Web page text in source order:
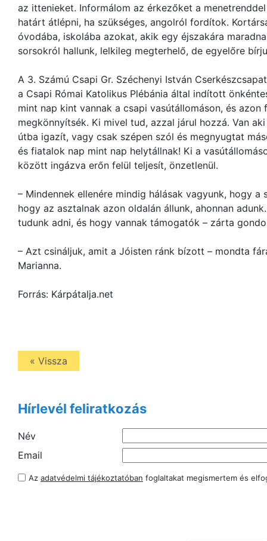
az ittenieket. Informálom az érkezőket a
határt átlépni, ha szükséges, angolról fordítok.
óvodába, iskolába azokat, akik egy éjszakára
sorsokról hallunk, lelkileg megterhelő, de egyelőre
A 3. Számú Csapi Gr. Széchenyi István
a Csapi Római Katolikus Plébánia által indított
mint nap kint vannak a csapi vasútállomáson, és
megkönnyítsék. Ki mivel tud, azzal járul hozzá. Van
útba igazít, vagy csak szépen szól és megnyugtat
és fiatalok nap mint nap helytállnak! Ki a
között ingázva erőn felül teljesít, önzetlenül.
– Mindennek ellenére mindig hálásak vagyunk, hogy
hogy az asztalnak azon oldalán állunk, ahonnan
tudunk adni, és hogy vannak támogatók – zárta
– Azt csináljuk, amit a Jóisten ránk bízott – mondta
Marianna.
Forrás: Kárpátalja.net
« Vissza
Hírlevél feliratkozás
Név
Email
Az adatvédelmi tájékoztatóban foglaltakat megismertem és